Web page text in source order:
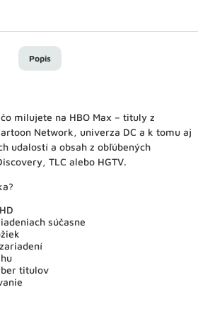
Popis
milujete na HBO Max – tituly z
Network, univerza DC a k tomu aj
udalostí a obsah z obľúbených
TLC alebo HGTV.
súčasne
titulov